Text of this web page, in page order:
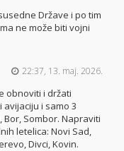
Države i po tim
ne može biti vojni
22:37, 13. maj. 2026.
obnoviti i držati
i samo 3
Sombor. Napraviti
letelica: Novi Sad,
Divci, Kovin.